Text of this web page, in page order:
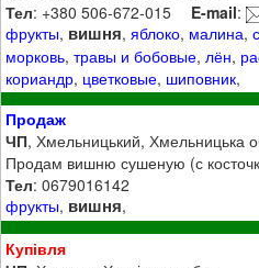
Тел: +380 506-672-015 E-mail:
фрукты, вишня,яблоко, малина,
морковь,травы и бобовые, лён,
кориандр, цветковые, шиповник,
Продаж
ЧП, Хмельницький, Хмельницька
Продам вишню сушеную (с
Тел: 0679016142
фрукты, вишня,
Купівля